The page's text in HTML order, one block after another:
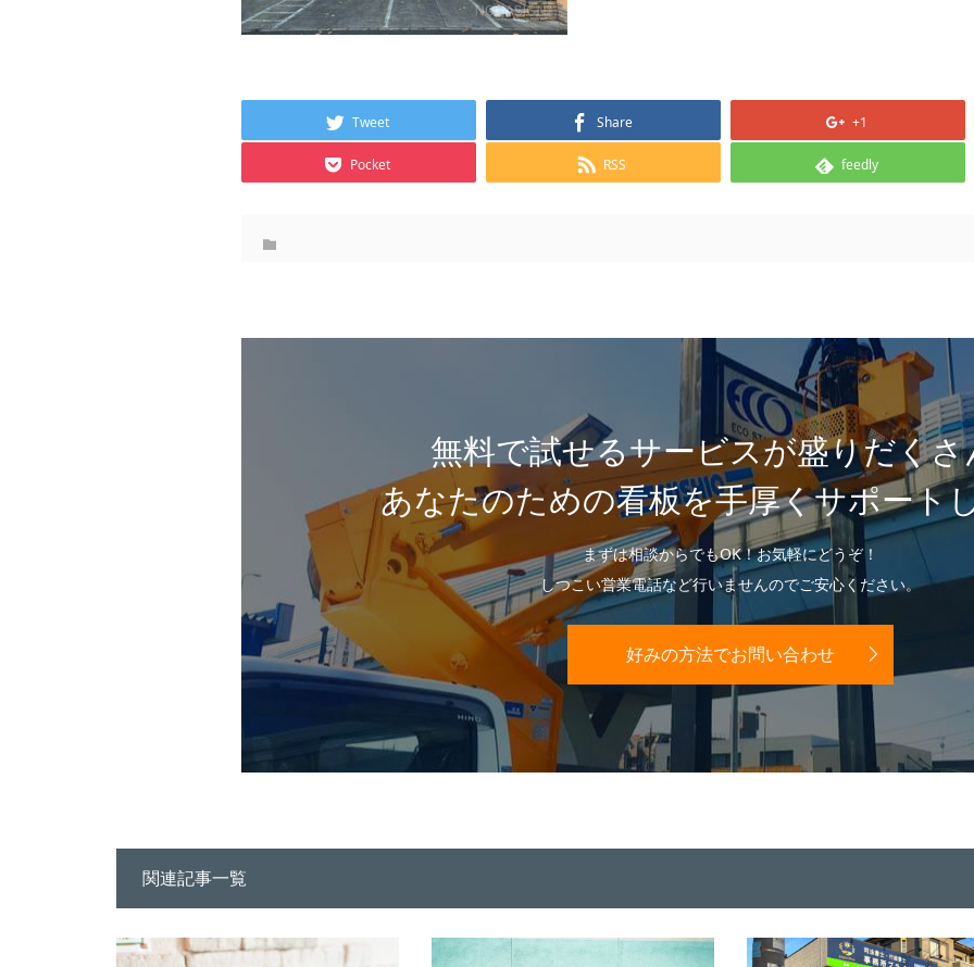
Tweet Share +1
Pocket RSS feedly
無料で試せるサービスが盛りだくさ
あなたのための看板を手厚くサポート
まずは相談からでもOK！お気軽にどうぞ！
しつこい営業電話など行いませんのでご安心ください。
好みの方法でお問い合わせ
関連記事一覧